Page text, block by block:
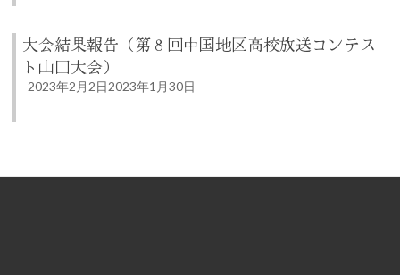
大会結果報告（第８回中国地区高校放送コンテス
ト山口大会）
2023年2月2日2023年1月30日